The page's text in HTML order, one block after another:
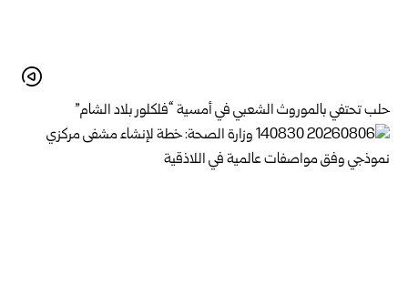
حلب تحتفي بالموروث الشعبي في أمسية “فلكلور بلاد الشام”